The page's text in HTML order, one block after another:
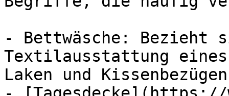
- Bettwäsche: Bezieht
Textilausstattung
Laken und